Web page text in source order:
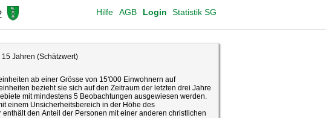
Login Statistik SG
AGB
Hilfe
Jahren (Schätzwert)
ab einer Grösse von 15'000 Einwohnern auf
bezieht sie sich auf den Zeitraum der letzten drei Jahre
mit mindestens 5 Beobachtungen ausgewiesen werden.
einem Unsicherheitsbereich in der Höhe des
den Anteil der Personen mit einer anderen christlichen